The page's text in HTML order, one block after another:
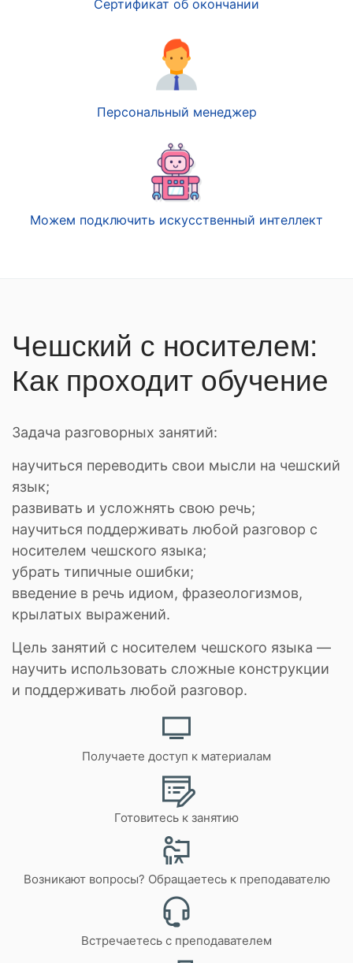
Сертификат об окончании
Персональный менеджер
Можем подключить искусственный интеллект
Чешский с носителем:
Как проходит обучение
Задача разговорных занятий:
научиться переводить свои мысли на чешский
язык;
развивать и усложнять свою речь;
научиться поддерживать любой разговор с
носителем чешского языка;
убрать типичные ошибки;
введение в речь идиом, фразеологизмов,
крылатых выражений.
Цель занятий с носителем чешского языка —
научить использовать сложные конструкции
и поддерживать любой разговор.
Получаете доступ к материалам
Готовитесь к занятию
Возникают вопросы? Обращаетесь к преподавателю
Встречаетесь с преподавателем